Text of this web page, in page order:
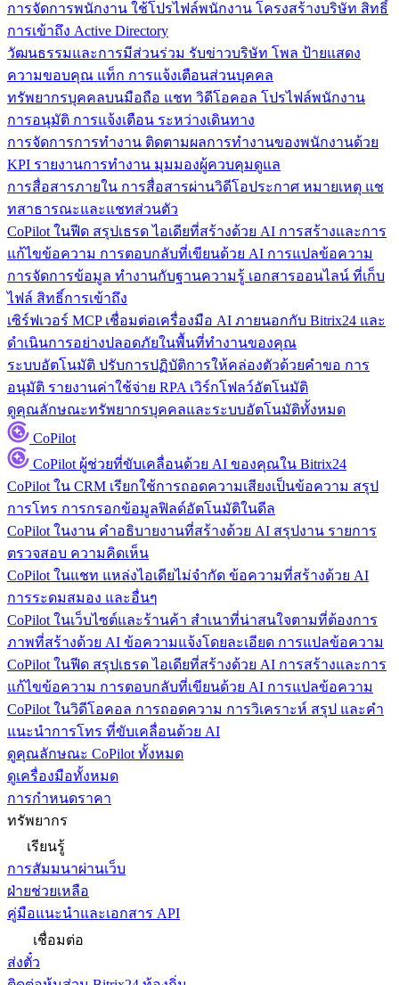
การจัดการพนักงาน ใช้โปรไฟล์พนักงาน โครงสร้างบริษัท สิทธิ์
การเข้าถึง Active Directory
วัฒนธรรมและการมีส่วนร่วม รับข่าวบริษัท โพล ป้ายแสดง
ความขอบคุณ แท็ก การแจ้งเตือนส่วนบุคคล
ทรัพยากรบุคคลบนมือถือ แชท วิดีโอคอล โปรไฟล์พนักงาน
การอนุมัติ การแจ้งเตือน ระหว่างเดินทาง
การจัดการการทำงาน ติดตามผลการทำงานของพนักงานด้วย
KPI รายงานการทำงาน มุมมองผู้ควบคุมดูแล
การสื่อสารภายใน การสื่อสารผ่านวิดีโอประกาศ หมายเหตุ แช
ทสาธารณะและแชทส่วนตัว
CoPilot ในฟีด สรุปเธรด ไอเดียที่สร้างด้วย AI การสร้างและการ
แก้ไขข้อความ การตอบกลับที่เขียนด้วย AI การแปลข้อความ
การจัดการข้อมูล ทำงานกับฐานความรู้ เอกสารออนไลน์ ที่เก็บ
ไฟล์ สิทธิ์การเข้าถึง
เซิร์ฟเวอร์ MCP เชื่อมต่อเครื่องมือ AI ภายนอกกับ Bitrix24 และ
ดำเนินการอย่างปลอดภัยในพื้นที่ทำงานของคุณ
ระบบอัตโนมัติ ปรับการปฏิบัติการให้คล่องตัวด้วยคำขอ การ
อนุมัติ รายงานค่าใช้จ่าย RPA เวิร์กโฟลว์อัตโนมัติ
ดูคุณลักษณะทรัพยากรบุคคลและระบบอัตโนมัติทั้งหมด
CoPilot
CoPilot ผู้ช่วยที่ขับเคลื่อนด้วย AI ของคุณใน Bitrix24
CoPilot ใน CRM เรียกใช้การถอดความเสียงเป็นข้อความ สรุป
การโทร การกรอกข้อมูลฟิลด์อัตโนมัติในดีล
CoPilot ในงาน คำอธิบายงานที่สร้างด้วย AI สรุปงาน รายการ
ตรวจสอบ ความคิดเห็น
CoPilot ในแชท แหล่งไอเดียไม่จำกัด ข้อความที่สร้างด้วย AI
การระดมสมอง และอื่นๆ
CoPilot ในเว็บไซต์และร้านค้า สำเนาที่น่าสนใจตามที่ต้องการ
ภาพที่สร้างด้วย AI ข้อความแจ้งโดยละเอียด การแปลข้อความ
CoPilot ในฟีด สรุปเธรด ไอเดียที่สร้างด้วย AI การสร้างและการ
แก้ไขข้อความ การตอบกลับที่เขียนด้วย AI การแปลข้อความ
CoPilot ในวิดีโอคอล การถอดความ การวิเคราะห์ สรุป และคำ
แนะนำการโทร ที่ขับเคลื่อนด้วย AI
ดูคุณลักษณะ CoPilot ทั้งหมด
ดูเครื่องมือทั้งหมด
การกำหนดราคา
ทรัพยากร
เรียนรู้
การสัมมนาผ่านเว็บ
ฝ่ายช่วยเหลือ
คู่มือแนะนำและเอกสาร API
เชื่อมต่อ
ส่งตั๋ว